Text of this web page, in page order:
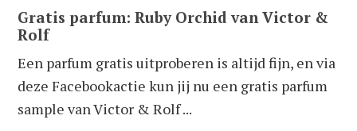
Gratis parfum: Ruby Orchid van Victor &
Rolf
Een parfum gratis uitproberen is altijd fijn, en via
deze Facebookactie kun jij nu een gratis parfum
sample van Victor & Rolf ...